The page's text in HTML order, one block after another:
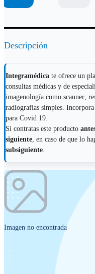
Descripción
Integramédica te ofrece un
consultas médicas y de
imagenología como scanner;
radiografías simples.
para Covid 19.
Si contratas este producto
siguiente, en caso de que lo
subsiguiente.
Imagen no encontrada